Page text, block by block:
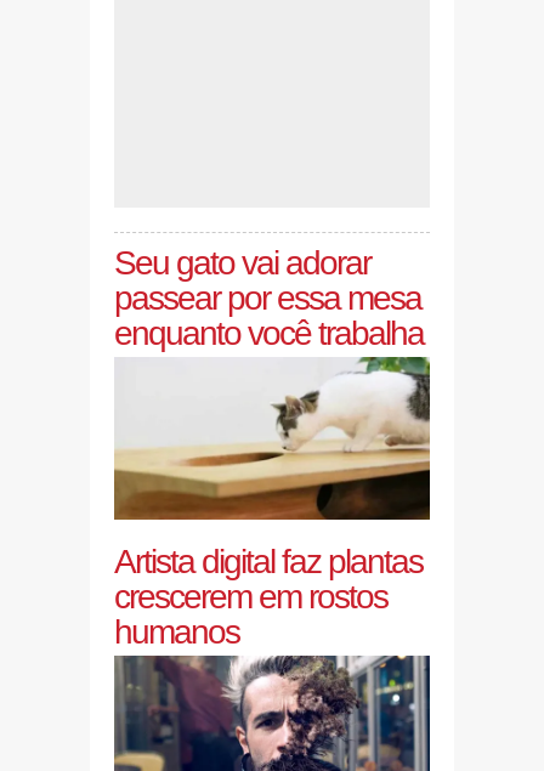
Seu gato vai adorar
passear por essa mesa
enquanto você trabalha
Artista digital faz plantas
crescerem em rostos
humanos